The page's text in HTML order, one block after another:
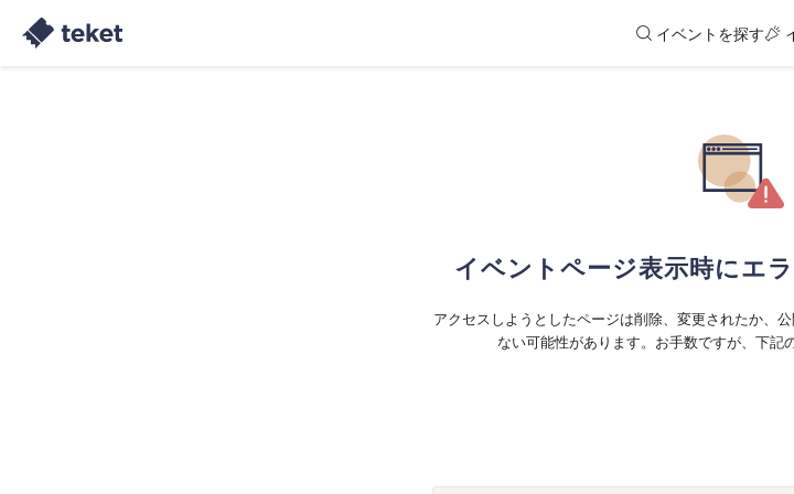
イベントを探す
イベントページ表示時にエ
アクセスしようとしたページは削除、変更されたか、
ない可能性があります。お手数ですが、下記